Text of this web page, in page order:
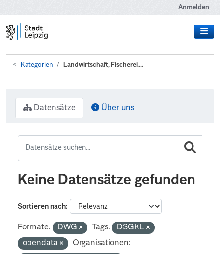
Anmelden
Kategorien Landwirtschaft, Fischerei,...
Datensätze Über uns
Keine Datensätze gefunden
Sortieren nach
Formate: DWG Tags:
DSGKL
opendata
Organisationen: